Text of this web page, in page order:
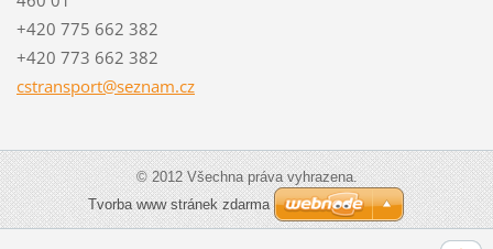
+420 775 662 382
+420 773 662 382
cstransport@seznam.cz
© 2012 Všechna práva vyhrazena.
Tvorba www stránek zdarma